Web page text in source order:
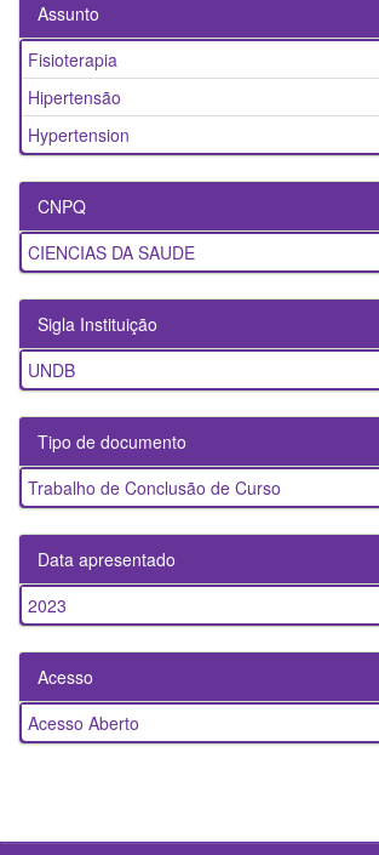
Assunto
Fisioterapia
Hipertensão
Hypertension
CNPQ
CIENCIAS DA SAUDE
Sigla Instituição
UNDB
Tipo de documento
Trabalho de Conclusão de Curso
Data apresentado
2023
Acesso
Acesso Aberto